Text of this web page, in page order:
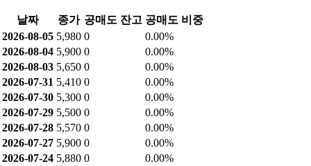
날짜 종가 공매도 잔고 공매도 비중
2026-08-05 5,980 0
0.00%
2026-08-04 5,900 0
0.00%
2026-08-03 5,650 0
0.00%
2026-07-31 5,410 0
0.00%
2026-07-30 5,300 0
0.00%
2026-07-29 5,500 0
0.00%
2026-07-28 5,570 0
0.00%
2026-07-27 5,900 0
0.00%
2026-07-24 5,880 0
0.00%